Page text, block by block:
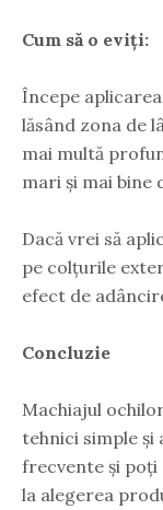
Cum să o eviți:
Începe
lăsând zona de
mai multă
mari și mai bine
Dacă vrei să
pe colțurile
efect de
Concluzie
Machiajul
tehnici simple și
frecvente și poți
la alegerea